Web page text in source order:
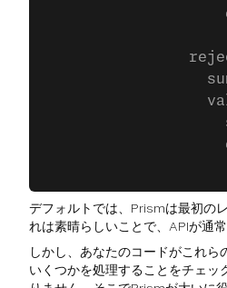
デフォルトでは、Prismは最初の
れは素晴らしいことで、APIが通
しかし、あなたのコードがこれら
いくつかを処理することをチェッ